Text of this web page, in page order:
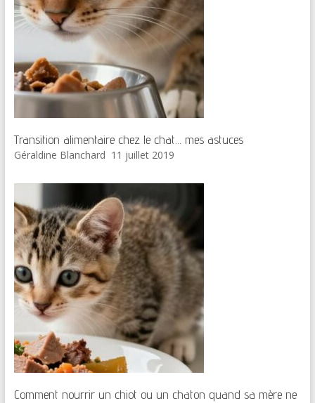
Transition alimentaire chez le chat… mes astuces
Géraldine Blanchard 11 juillet 2019
Comment nourrir un chiot ou un chaton quand sa mère ne